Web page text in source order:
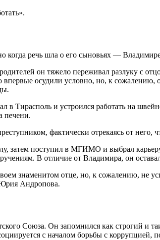
речь шла о его сыновьях —
он тяжело переживал разлуку с
осудили условно, но, к сожалению,
Тирасполь и устроился работать на
печени.
фактически отрекаясь от него,
затем поступил в МГИМО и выбрал
В отличие от Владимира, он
знаменитом отце, но, к сожалению, не
Андропова.
Союза. Он запомнился как строгий и
с началом борьбы с